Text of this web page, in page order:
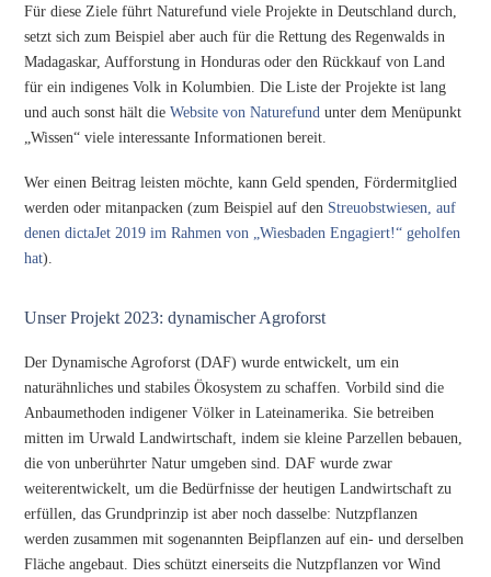
Für diese Ziele führt Naturefund viele Projekte in Deutschland durch,
setzt sich zum Beispiel aber auch für die Rettung des Regenwalds in
Madagaskar, Aufforstung in Honduras oder den Rückkauf von Land
für ein indigenes Volk in Kolumbien. Die Liste der Projekte ist lang
und auch sonst hält dieWebsite von Naturefund unter dem Menüpunkt
„Wissen“ viele interessante Informationen bereit.
Wer einen Beitrag leisten möchte, kann Geld spenden, Fördermitglied
werden oder mitanpacken (zum Beispiel auf den Streuobstwiesen, auf
denen dictaJet 2019 im Rahmen von „Wiesbaden Engagiert!“ geholfen
hat).
Unser Projekt 2023: dynamischer Agroforst
Der Dynamische Agroforst (DAF) wurde entwickelt, um ein
naturähnliches und stabiles Ökosystem zu schaffen. Vorbild sind die
Anbaumethoden indigener Völker in Lateinamerika. Sie betreiben
mitten im Urwald Landwirtschaft, indem sie kleine Parzellen bebauen,
die von unberührter Natur umgeben sind. DAF wurde zwar
weiterentwickelt, um die Bedürfnisse der heutigen Landwirtschaft zu
erfüllen, das Grundprinzip ist aber noch dasselbe: Nutzpflanzen
werden zusammen mit sogenannten Beipflanzen auf ein- und derselben
Fläche angebaut. Dies schützt einerseits die Nutzpflanzen vor Wind